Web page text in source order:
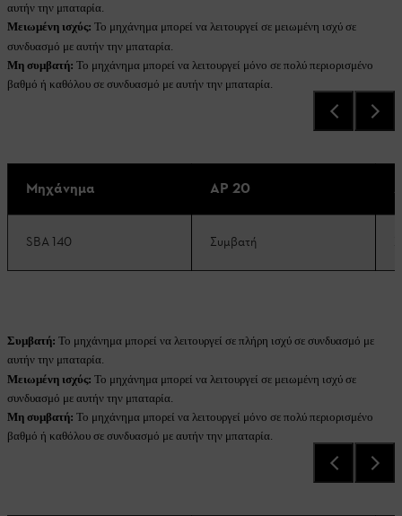
αυτήν την μπαταρία.
Μειωμένη ισχύς: Το μηχάνημα μπορεί να λειτουργεί σε μειωμένη ισχύ σε
συνδυασμό με αυτήν την μπαταρία.
Μη συμβατή: Το μηχάνημα μπορεί να λειτουργεί μόνο σε πολύ περιορισμένο
βαθμό ή καθόλου σε συνδυασμό με αυτήν την μπαταρία.
Μηχάνημα AP 20
SBA 140 Συμβατή
Συμβατή: Το μηχάνημα μπορεί να λειτουργεί σε πλήρη ισχύ σε συνδυασμό με
αυτήν την μπαταρία.
Μειωμένη ισχύς: Το μηχάνημα μπορεί να λειτουργεί σε μειωμένη ισχύ σε
συνδυασμό με αυτήν την μπαταρία.
Μη συμβατή: Το μηχάνημα μπορεί να λειτουργεί μόνο σε πολύ περιορισμένο
βαθμό ή καθόλου σε συνδυασμό με αυτήν την μπαταρία.